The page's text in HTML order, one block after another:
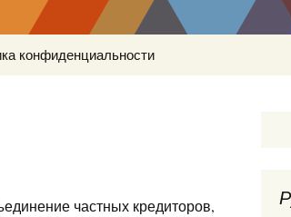
конфиденциальности
частных кредиторов,